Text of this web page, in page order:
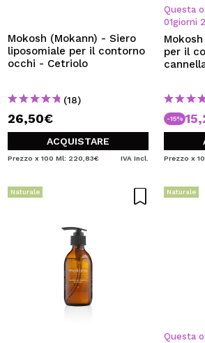
Creando un account su Maquibeauty.it
acquisti velocemente, controllare lo
consultare le tue operazioni
CREARE UN
Mokosh (Mokann) - Siero
liposomiale per il contorno
occhi - Cetriolo
(18)
26,50€
ACQUISTARE
Prezzo x 100 Ml: 220,83€ IVA Incl.
Questa
01giorni
per il
-15%
Prezzo x
Naturale Naturale
Questa